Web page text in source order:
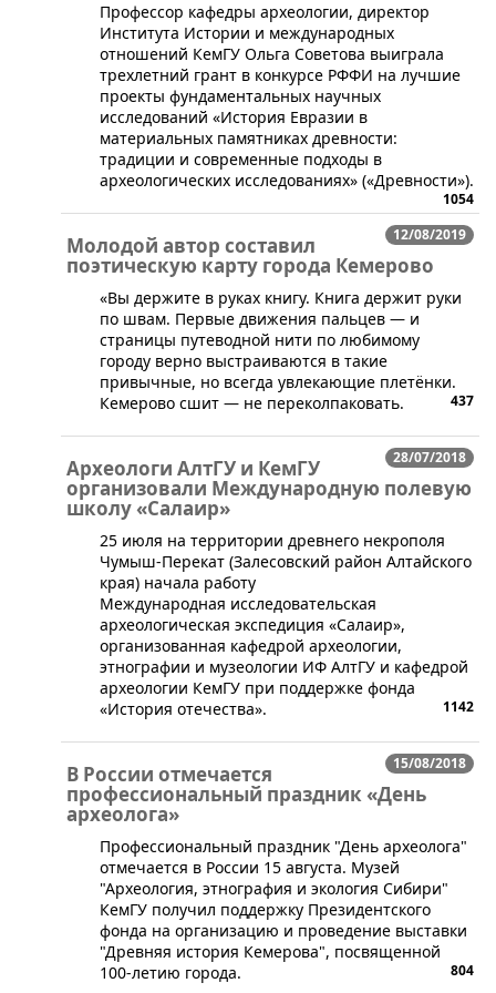
Профессор кафедры археологии, директор
Института Истории и международных
отношений КемГУ Ольга Советова выиграла
трехлетний грант в конкурсе РФФИ на лучшие
проекты фундаментальных научных
исследований «История Евразии в
материальных памятниках древности:
традиции и современные подходы в
археологических исследованиях» («Древности»).
1054
12/08/2019
Молодой автор составил
поэтическую карту города Кемерово
​«Вы держите в руках книгу. Книга держит руки
по швам. Первые движения пальцев — и
страницы путеводной нити по любимому
городу верно выстраиваются в такие
привычные, но всегда увлекающие плетёнки.
Кемерово сшит — не переколпаковать.
437
28/07/2018
Археологи АлтГУ и КемГУ
организовали Международную полевую
школу «Салаир»
25 июля на территории древнего некрополя
Чумыш-Перекат (Залесовский район Алтайского
края) начала работу
Международная исследовательская
археологическая экспедиция «Салаир»,
организованная кафедрой археологии,
этнографии и музеологии ИФ АлтГУ и кафедрой
археологии КемГУ при поддержке фонда
«История отечества».
1142
15/08/2018
В России отмечается
профессиональный праздник «День
археолога»
​Профессиональный праздник "День археолога"
отмечается в России 15 августа. Музей
"Археология, этнография и экология Сибири"
КемГУ получил поддержку Президентского
фонда на организацию и проведение выставки
"Древняя история Кемерова", посвященной
100-летию города.
804